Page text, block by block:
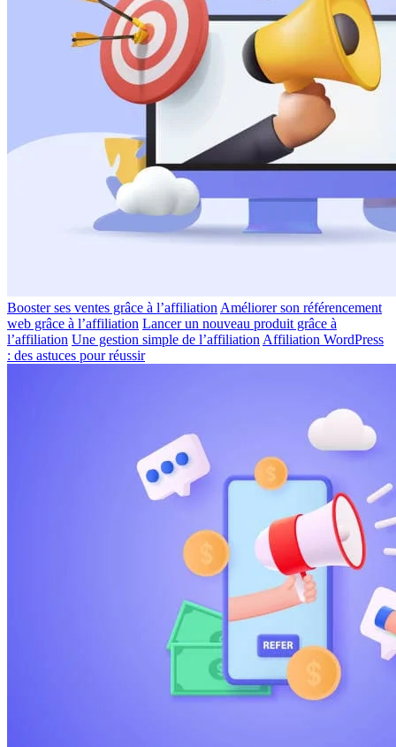
Booster ses ventes grâce à l’affiliation Améliorer son référencement
web grâce à l’affiliation Lancer un nouveau produit grâce à
l’affiliation Une gestion simple de l’affiliation Affiliation WordPress
: des astuces pour réussir